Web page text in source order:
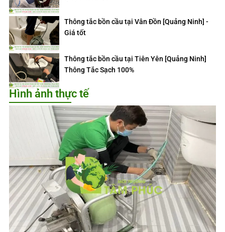
Thông tắc bồn cầu tại Vân Đồn [Quảng Ninh] -
Giá tốt
Thông tắc bồn cầu tại Tiên Yên [Quảng Ninh]
Thông Tắc Sạch 100%
Hình ảnh thực tế